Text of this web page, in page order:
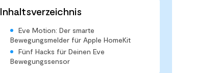
Inhaltsverzeichnis
Eve Motion: Der smarte
Bewegungsmelder für Apple HomeKit
Fünf Hacks für Deinen Eve
Bewegungssensor